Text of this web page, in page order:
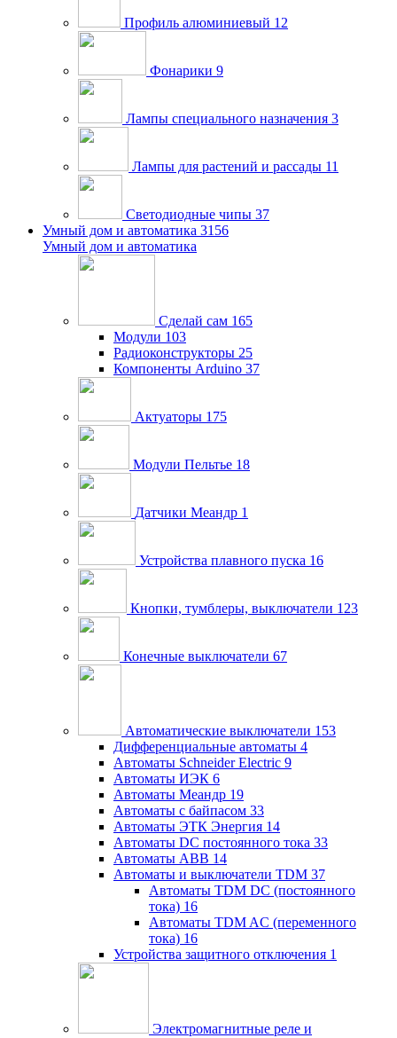
Профиль алюминиевый 12
Фонарики 9
Лампы специального назначения 3
Лампы для растений и рассады 11
Светодиодные чипы 37
Умный дом и автоматика 3156
Умный дом и автоматика
Сделай сам 165
Модули 103
Радиоконструкторы 25
Компоненты Arduino 37
Актуаторы 175
Модули Пельтье 18
Датчики Меандр 1
Устройства плавного пуска 16
Кнопки, тумблеры, выключатели 123
Конечные выключатели 67
Автоматические выключатели 153
Дифференциальные автоматы 4
Автоматы Schneider Electric 9
Автоматы ИЭК 6
Автоматы Меандр 19
Автоматы с байпасом 33
Автоматы ЭТК Энергия 14
Автоматы DC постоянного тока 33
Автоматы ABB 14
Автоматы и выключатели TDM 37
Автоматы TDM DC (постоянного
тока) 16
Автоматы TDM AC (переменного
тока) 16
Устройства защитного отключения 1
Электромагнитные реле и